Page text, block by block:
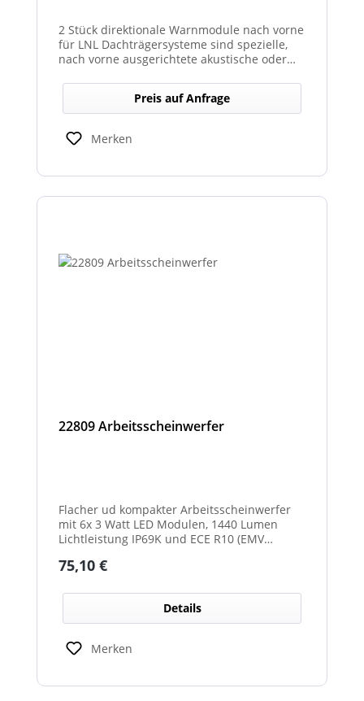
2 Stück direktionale Warnmodule nach vorne
für LNL Dachträgersysteme sind spezielle,
nach vorne ausgerichtete akustische oder
montiert werden, um in Fahrtrichtung
gezielte Warnsignale auszugeben. Sie
erhöhen die Sicht- und Hörbarkeit kritischer
Hinweise für Fahrer und Umfeld und sind
kompatibel mit den LNL-Trägersystemen zur
Einsatzfahrten.
Preis auf Anfrage
Merken
22809 Arbeitsscheinwerfer
Flacher ud kompakter Arbeitsscheinwerfer
mit 6x 3 Watt LED Modulen, 1440 Lumen
Lichtleistung IP69K und ECE R10 (EMV
Scheinwerfer auch über eine ECE R23
Rückfahrscheinwerfer im Geltungsbereich
der StVO zugelassen.
Regulärer Preis:
75,10 €
Details
Merken